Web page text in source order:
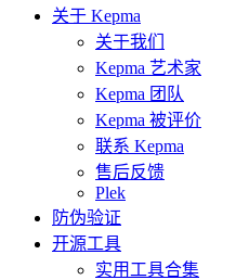
关于 Kepma
关于我们
Kepma 艺术家
Kepma 团队
Kepma 被评价
联系 Kepma
售后反馈
Plek
防伪验证
开源工具
实用工具合集